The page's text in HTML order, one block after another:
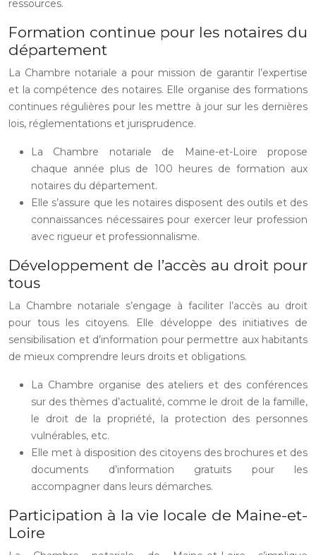
ressources.
Formation continue pour les notaires du
département
La Chambre notariale a pour mission de garantir l’expertise
et la compétence des notaires. Elle organise des formations
continues régulières pour les mettre à jour sur les dernières
lois, réglementations et jurisprudence.
La Chambre notariale de Maine-et-Loire propose
chaque année plus de 100 heures de formation aux
notaires du département.
Elle s’assure que les notaires disposent des outils et des
connaissances nécessaires pour exercer leur profession
avec rigueur et professionnalisme.
Développement de l’accès au droit pour
tous
La Chambre notariale s’engage à faciliter l’accès au droit
pour tous les citoyens. Elle développe des initiatives de
sensibilisation et d’information pour permettre aux habitants
de mieux comprendre leurs droits et obligations.
La Chambre organise des ateliers et des conférences
sur des thèmes d’actualité, comme le droit de la famille,
le droit de la propriété, la protection des personnes
vulnérables, etc.
Elle met à disposition des citoyens des brochures et des
documents d’information gratuits pour les
accompagner dans leurs démarches.
Participation à la vie locale de Maine-et-
Loire